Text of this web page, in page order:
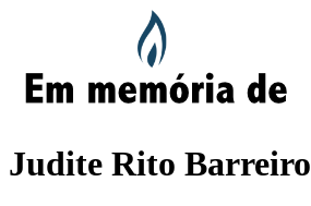
Judite Rito